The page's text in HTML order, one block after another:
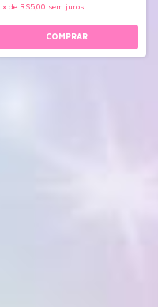
x de R$5,00 sem juros